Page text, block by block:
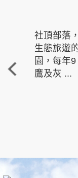
社頂部落
生態旅遊
園，每年
鷹及灰 ...